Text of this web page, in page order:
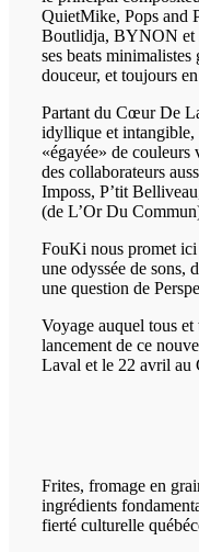
QuietMike, Pops and
Boutlidja, BYNON et
ses beats
douceur, et toujours
Partant du Cœur De
idyllique et
«égayée» de
des collaborateurs
Imposs, P’tit
(de L’Or Du
FouKi nous promet
une odyssée de sons,
une question de
Voyage auquel tous
lancement de ce
Laval et le 22 avril au
Frites, fromage en
ingrédients
fierté culturelle